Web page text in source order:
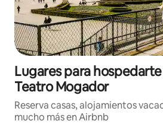
Lugares para
Teatro Mogador
Reserva casas, alojamientos
mucho más en Airbnb